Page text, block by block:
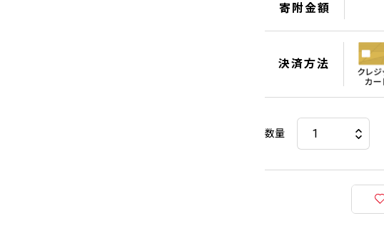
寄附金額
決済方法
数量